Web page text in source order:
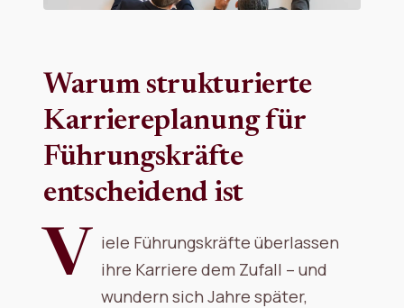
Warum strukturierte
Karriereplanung für
Führungskräfte
entscheidend ist
V
iele Führungskräfte überlassen
ihre Karriere dem Zufall – und
wundern sich Jahre später,